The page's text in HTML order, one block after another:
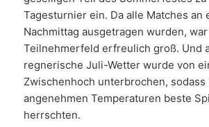
Tagesturnier ein. Da alle Matches an
Nachmittag ausgetragen wurden, war
Teilnehmerfeld erfreulich groß. Und
regnerische Juli-Wetter wurde von
Zwischenhoch unterbrochen, sodass
angenehmen Temperaturen beste
herrschten.